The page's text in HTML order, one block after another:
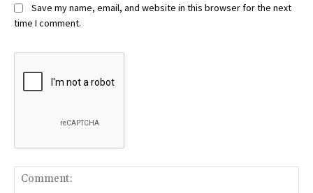
Save my name, email, and website in this browser for the next
time I comment.